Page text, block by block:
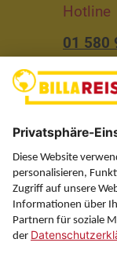
Hotline
01 580
Folgen